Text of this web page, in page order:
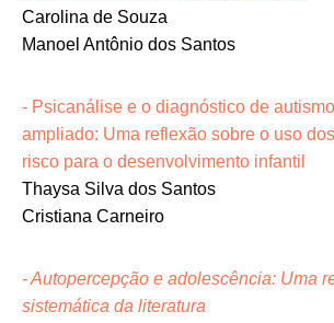
Carolina de Souza
Manoel Antônio dos Santos
- Psicanálise e o diagnóstico de
ampliado: Uma reflexão sobre o uso
risco para o desenvolvimento infantil
Thaysa Silva dos Santos
Cristiana Carneiro
- Autopercepção e adolescência: Uma
sistemática da literatura